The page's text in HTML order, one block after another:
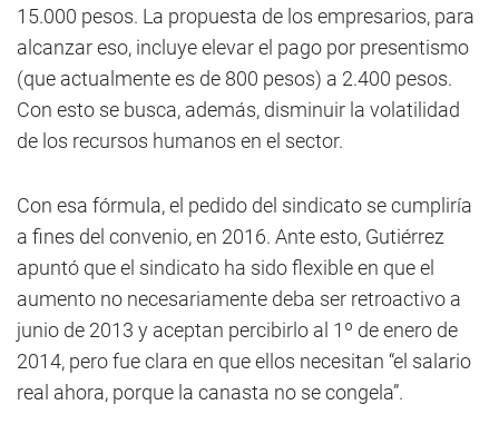
15.000 pesos. La propuesta de los empresarios, para
alcanzar eso, incluye elevar el pago por presentismo
(que actualmente es de 800 pesos) a 2.400 pesos.
Con esto se busca, además, disminuir la volatilidad
de los recursos humanos en el sector.
Con esa fórmula, el pedido del sindicato se cumpliría
a fines del convenio, en 2016. Ante esto, Gutiérrez
apuntó que el sindicato ha sido flexible en que el
aumento no necesariamente deba ser retroactivo a
junio de 2013 y aceptan percibirlo al 1º de enero de
2014, pero fue clara en que ellos necesitan “el salario
real ahora, porque la canasta no se congela”.